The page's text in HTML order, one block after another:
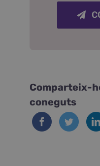
Comparteix-
coneguts